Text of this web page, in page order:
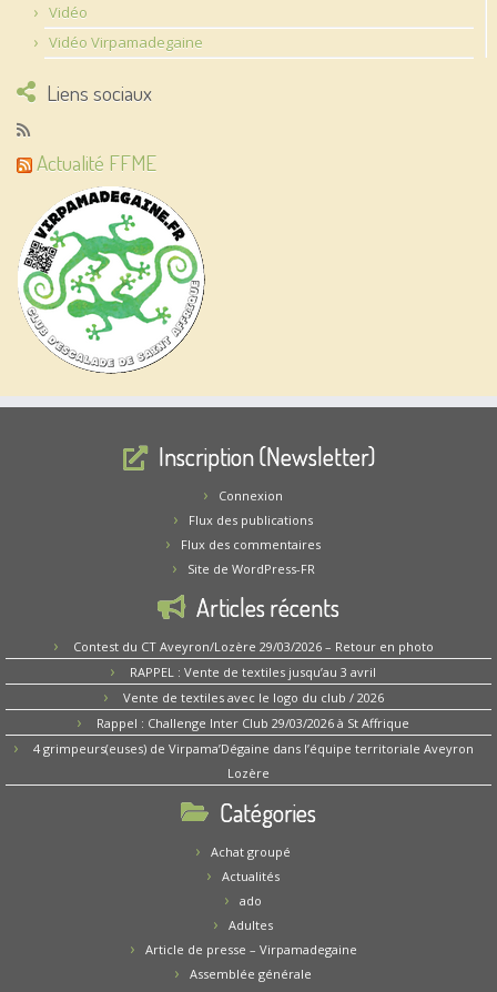
Vidéo
Vidéo Virpamadegaine
Liens sociaux
Actualité FFME
Inscription (Newsletter)
Connexion
Flux des publications
Flux des commentaires
Site de WordPress-FR
Articles récents
Contest du CT Aveyron/Lozère 29/03/2026 – Retour en photo
RAPPEL : Vente de textiles jusqu’au 3 avril
Vente de textiles avec le logo du club / 2026
Rappel : Challenge Inter Club 29/03/2026 à St Affrique
4 grimpeurs(euses) de Virpama’Dégaine dans l’équipe territoriale Aveyron
Lozère
Catégories
Achat groupé
Actualités
ado
Adultes
Article de presse – Virpamadegaine
Assemblée générale